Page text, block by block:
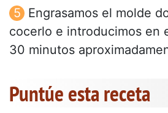
Engrasamos el molde
cocerlo e introducimos en
30 minutos
Puntúe esta receta